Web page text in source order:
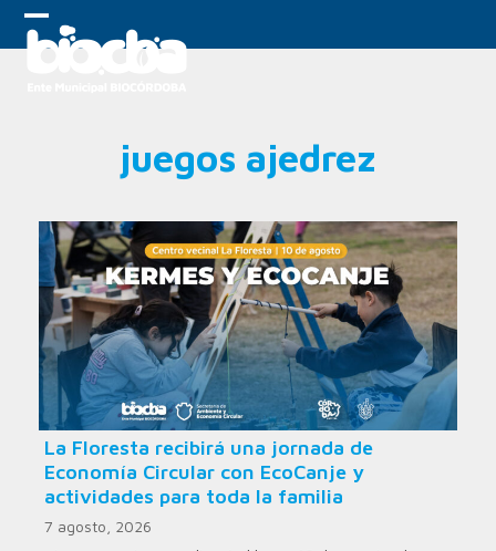
Skip
Open
Close
juegos ajedrez
La Floresta recibirá una jornada de
Economía Circular con EcoCanje y
actividades para toda la familia
7 agosto, 2026